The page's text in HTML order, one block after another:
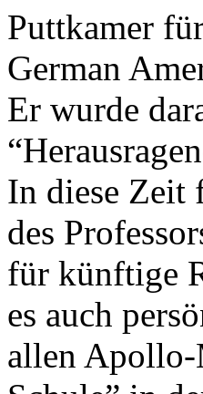
Puttkamer
German
Er wurde
In diese Zeit
des
für künftige
es auch
allen Apollo-